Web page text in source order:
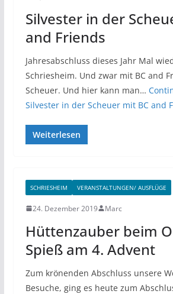
Silvester in der
and Friends
Jahresabschluss dieses Jahr Mal
Schriesheim. Und zwar mit BC and
Scheuer. Und hier kann man…
Silvester in der Scheuer mit BC and
Weiterlesen
SCHRIESHEIM VERANSTALTUNGEN/ AUSFLÜGE
24. Dezember 2019 Marc
Hüttenzauber beim
Spieß am 4. Advent
Zum krönenden Abschluss unsere
Besuche, ging es heute zum